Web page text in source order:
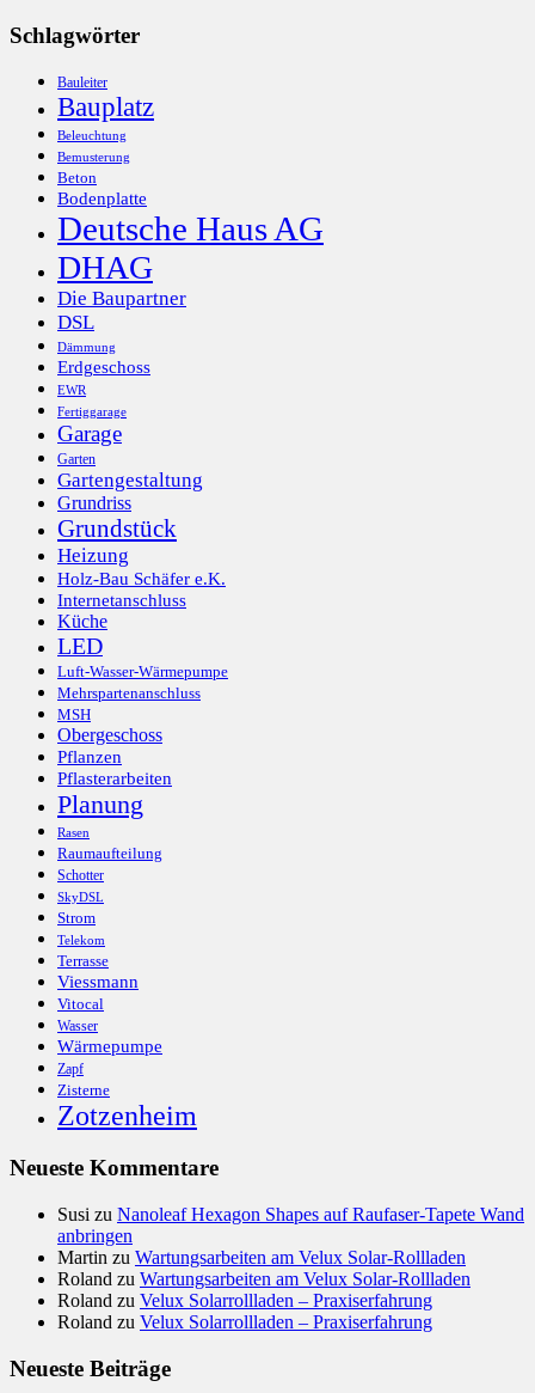
Schlagwörter
Bauleiter
Bauplatz
Beleuchtung
Bemusterung
Beton
Bodenplatte
Deutsche Haus AG
DHAG
Die Baupartner
DSL
Dämmung
Erdgeschoss
EWR
Fertiggarage
Garage
Garten
Gartengestaltung
Grundriss
Grundstück
Heizung
Holz-Bau Schäfer e.K.
Internetanschluss
Küche
LED
Luft-Wasser-Wärmepumpe
Mehrspartenanschluss
MSH
Obergeschoss
Pflanzen
Pflasterarbeiten
Planung
Rasen
Raumaufteilung
Schotter
SkyDSL
Strom
Telekom
Terrasse
Viessmann
Vitocal
Wasser
Wärmepumpe
Zapf
Zisterne
Zotzenheim
Neueste Kommentare
Susi zu Nanoleaf Hexagon Shapes auf Raufaser-Tapete Wand
anbringen
Martin zu Wartungsarbeiten am Velux Solar-Rollladen
Roland zu Wartungsarbeiten am Velux Solar-Rollladen
Roland zu Velux Solarrollladen – Praxiserfahrung
Roland zu Velux Solarrollladen – Praxiserfahrung
Neueste Beiträge